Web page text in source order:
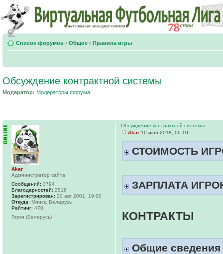
Список форумов ‹ Общие ‹ Правила игры
Обсуждение контрактной системы
Модератор: Модераторы форума
Обсуждение контрактной системы
Akar 10 июл 2018, 00:10
СТОИМОСТЬ
ЗАРПЛАТА
КОНТРАКТЫ
Общие сведения
Akar
Администратор сайта
Сообщений: 3794
Благодарностей: 2816
Зарегистрирован: 20 авг 2001, 19:00
Откуда: Минск, Беларусь
Рейтинг: 470
Горки (Беларусь)